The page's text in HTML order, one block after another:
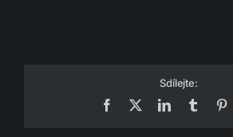
Sdílejte:
Facebook
LinkedInTumblr